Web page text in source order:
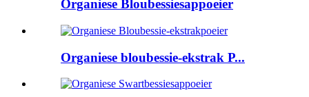
Organiese Bloubessiesappoeier
Organiese bloubessie-ekstrak P...